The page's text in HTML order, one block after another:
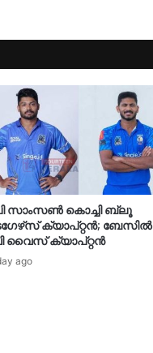
സാംസണ്‍ കൊച്ചി ബ്ലൂ
ക്യാപ്റ്റന്‍; ബേസില്‍
വൈസ് ക്യാപ്റ്റന്‍
ago